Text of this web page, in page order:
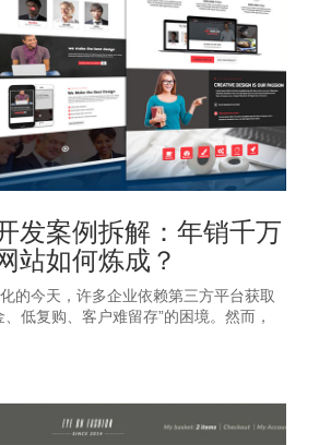
发案例拆解：年销千万
站如何炼成？
的今天，许多企业依赖第三方平台获取
低复购、客户难留存”的困境。然而，